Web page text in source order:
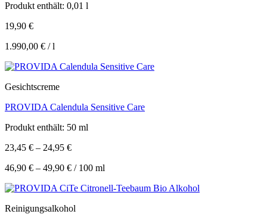
Produkt enthält: 0,01 l
19,90 €
1.990,00 € /l
Gesichtscreme
PROVIDA Calendula Sensitive Care
Produkt enthält: 50 ml
23,45 € – 24,95 €
46,90 € – 49,90 € / 100 ml
Reinigungsalkohol